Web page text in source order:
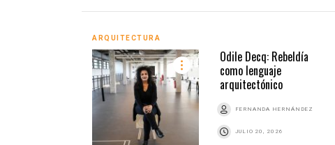
ARQUITECTURA
Odile Decq: Rebeldía
como lenguaje
arquitectónico
FERNANDA HERNÁNDEZ
JULIO 20, 2026